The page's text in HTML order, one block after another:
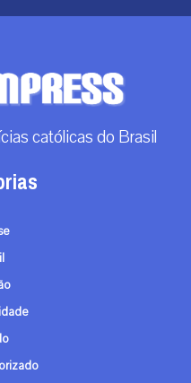
católicas do Brasil